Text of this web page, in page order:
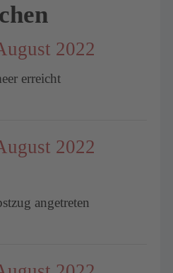
2022
erreicht
2022
angetreten